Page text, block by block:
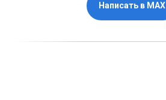
Написать в MAX